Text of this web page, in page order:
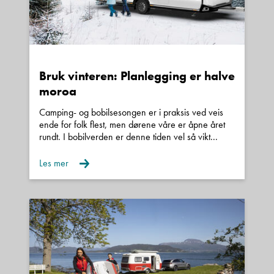
Bruk vinteren: Planlegging er halve
moroa
Camping- og bobilsesongen er i praksis ved veis
ende for folk flest, men dørene våre er åpne året
rundt. I bobilverden er denne tiden vel så vikt...
Les mer